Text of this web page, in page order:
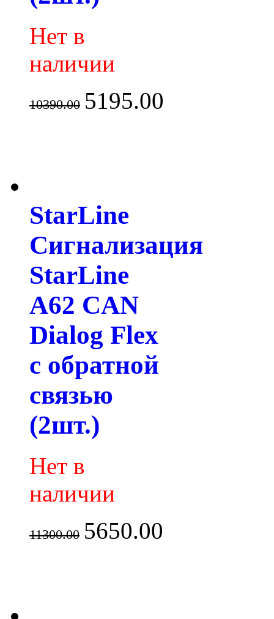
Нет в
наличии
10390.00 5195.00
StarLine
Сигнализация
StarLine
A62 CAN
Dialog Flex
с обратной
связью
(2шт.)
Нет в
наличии
11300.00 5650.00